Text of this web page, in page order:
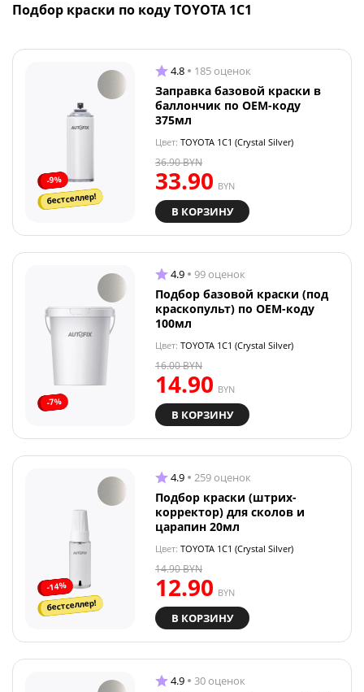
Подбор краски по коду TOYOTA 1C1
-9%
бестселлер!
4.8 185 оценок
Заправка базовой краски в
баллончик по OEM-коду
375мл
Цвет: TOYOTA 1C1 (Crystal Silver)
33.90 BYN
36.90BYN
В КОРЗИНУ
-7%
4.9 99 оценок
Подбор базовой краски (под
краскопульт) по OEM-коду
100мл
Цвет: TOYOTA 1C1 (Crystal Silver)
14.90 BYN
16.00BYN
В КОРЗИНУ
-14%
бестселлер!
4.9 259 оценок
Подбор краски (штрих-
корректор) для сколов и
царапин 20мл
Цвет: TOYOTA 1C1 (Crystal Silver)
12.90 BYN
14.90BYN
В КОРЗИНУ
4.9 30 оценок